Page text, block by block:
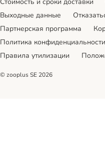
Стоимость и сроки доставки
Выходные данные
Партнерская программа
Политика конфиденциальности
Правила утилизации
© zooplus SE 2026